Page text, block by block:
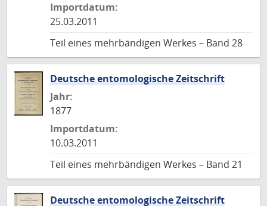
Importdatum:
25.03.2011
Teil eines mehrbändigen Werkes – Band 28
Deutsche entomologische Zeitschrift
Jahr:
1877
Importdatum:
10.03.2011
Teil eines mehrbändigen Werkes – Band 21
Deutsche entomologische Zeitschrift